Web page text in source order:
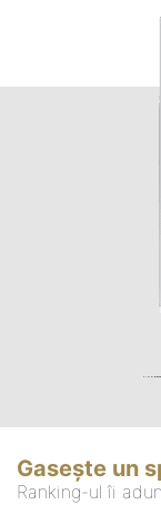
Gasește un
Ranking-ul îi